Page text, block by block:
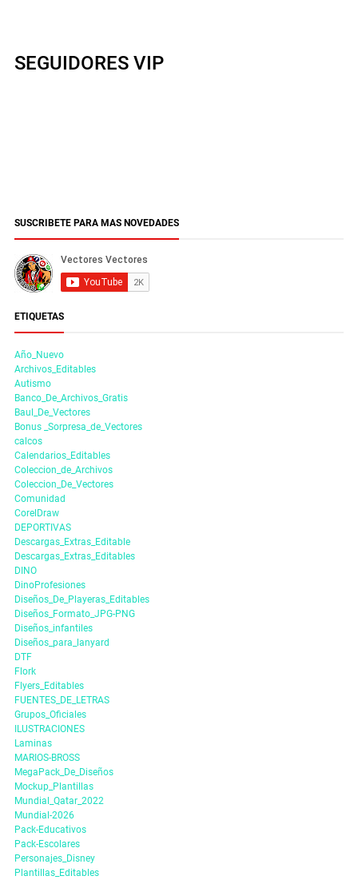
SEGUIDORES VIP
SUSCRIBETE PARA MAS NOVEDADES
ETIQUETAS
Año_Nuevo
Archivos_Editables
Autismo
Banco_De_Archivos_Gratis
Baul_De_Vectores
Bonus _Sorpresa_de_Vectores
calcos
Calendarios_Editables
Coleccion_de_Archivos
Coleccion_De_Vectores
Comunidad
CorelDraw
DEPORTIVAS
Descargas_Extras_Editable
Descargas_Extras_Editables
DINO
DinoProfesiones
Diseños_De_Playeras_Editables
Diseños_Formato_JPG-PNG
Diseños_infantiles
Diseños_para_lanyard
DTF
Flork
Flyers_Editables
FUENTES_DE_LETRAS
Grupos_Oficiales
ILUSTRACIONES
Laminas
MARIOS-BROSS
MegaPack_De_Diseños
Mockup_Plantillas
Mundial_Qatar_2022
Mundial-2026
Pack-Educativos
Pack-Escolares
Personajes_Disney
Plantillas_Editables